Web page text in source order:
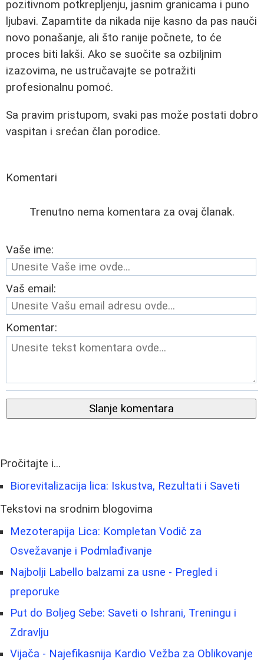
pozitivnom potkrepljenju, jasnim granicama i puno
ljubavi. Zapamtite da nikada nije kasno da pas nauči
novo ponašanje, ali što ranije počnete, to će
proces biti lakši. Ako se suočite sa ozbiljnim
izazovima, ne ustručavajte se potražiti
profesionalnu pomoć.
Sa pravim pristupom, svaki pas može postati dobro
vaspitan i srećan član porodice.
Komentari
Trenutno nema komentara za ovaj članak.
Vaše ime:
Vaš email:
Komentar:
Slanje komentara
Pročitajte i...
Biorevitalizacija lica: Iskustva, Rezultati i Saveti
Tekstovi na srodnim blogovima
Mezoterapija Lica: Kompletan Vodič za
Osvežavanje i Podmlađivanje
Najbolji Labello balzami za usne - Pregled i
preporuke
Put do Boljeg Sebe: Saveti o Ishrani, Treningu i
Zdravlju
Vijača - Najefikasnija Kardio Vežba za Oblikovanje